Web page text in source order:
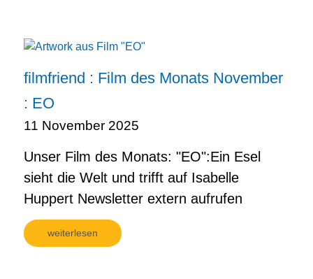
filmfriend : Film des Monats November
: EO
11 November 2025
Unser Film des Monats: "EO":Ein Esel
sieht die Welt und trifft auf Isabelle
Huppert Newsletter extern aufrufen
weiterlesen